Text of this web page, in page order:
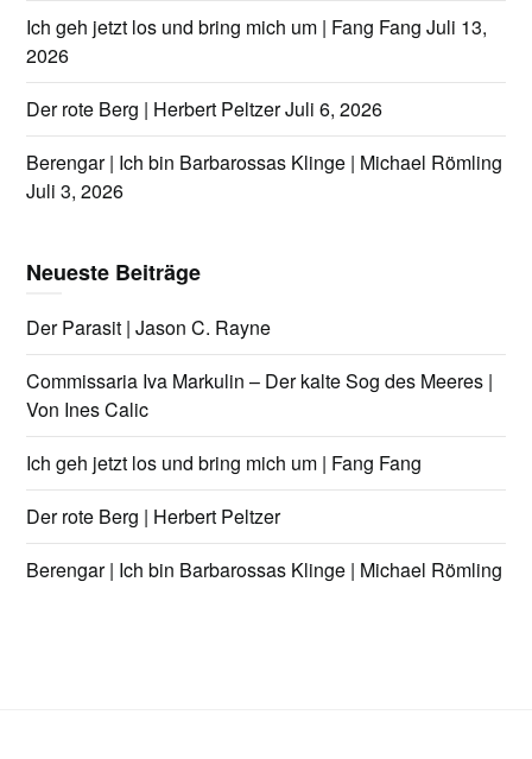
Ich geh jetzt los und bring mich um | Fang Fang Juli 13,
2026
Der rote Berg | Herbert PeltzerJuli 6, 2026
Berengar | Ich bin Barbarossas Klinge | Michael Römling
Juli 3, 2026
Neueste Beiträge
Der Parasit | Jason C. Rayne
Commissaria Iva Markulin – Der kalte Sog des Meeres |
Von Ines Calic
Ich geh jetzt los und bring mich um | Fang Fang
Der rote Berg | Herbert Peltzer
Berengar | Ich bin Barbarossas Klinge | Michael Römling